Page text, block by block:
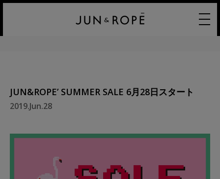
JUN&ROPE’ SUMMER SALE 6月28日スタート
2019.Jun.28